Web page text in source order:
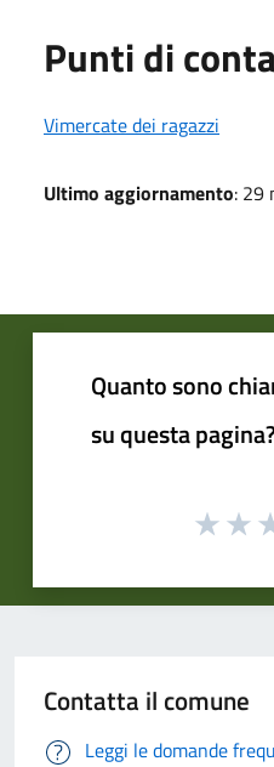
Punti di
Vimercate dei ragazzi
Ultimo aggiornamento: 29
Quanto sono
su questa
Contatta il comune
Leggi le domande